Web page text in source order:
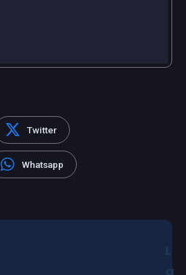
Twitter
Whatsapp
a